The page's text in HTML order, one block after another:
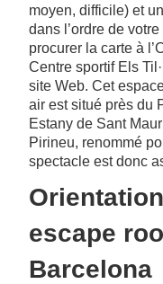
moyen, difficile) et
dans l’ordre de
procurer la carte à
Centre sportif Els
site Web. Cet
air est situé près du
Estany de Sant
Pirineu, renommé
spectacle est donc
escape
Barcelona